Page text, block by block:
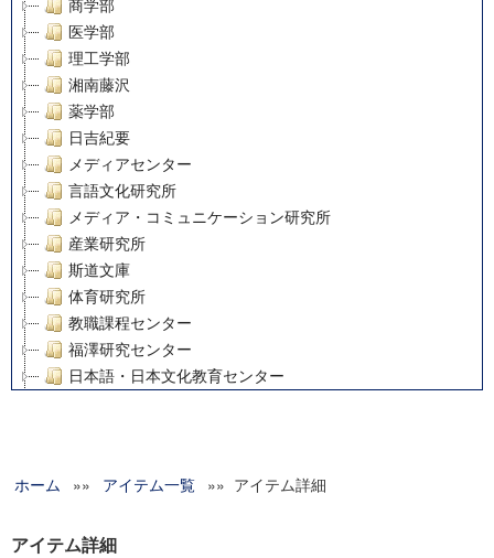
商学部
医学部
理工学部
湘南藤沢
薬学部
日吉紀要
メディアセンター
言語文化研究所
メディア・コミュニケーション研究所
産業研究所
斯道文庫
体育研究所
教職課程センター
福澤研究センター
日本語・日本文化教育センター
グローバルリサーチインスティテュート
科学研究費補助金研究成果報告書
ホーム »» アイテム一覧 »» アイテム詳細
アイテム詳細